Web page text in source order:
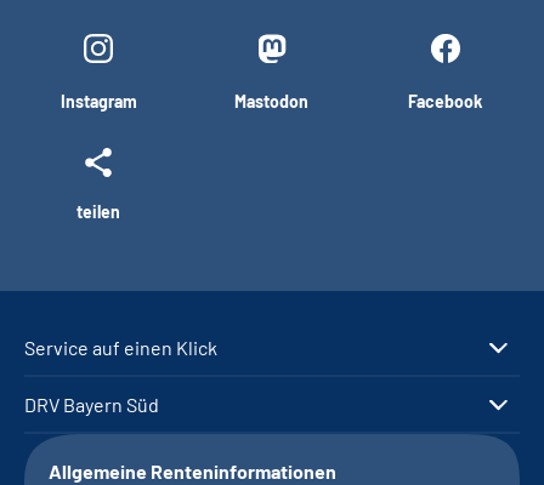
Instagram Mastodon Facebook
teilen
Service auf einen Klick
DRV Bayern Süd
Allgemeine Renteninformationen